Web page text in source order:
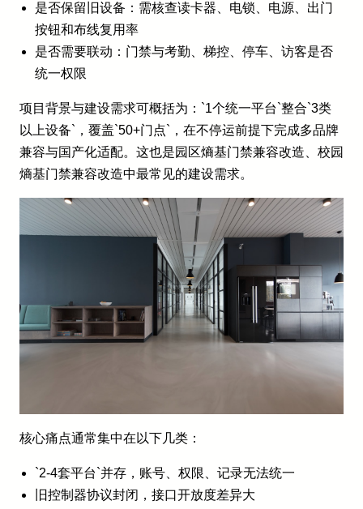
是否保留旧设备：需核查读卡器、电锁、电源、出门
按钮和布线复用率
是否需要联动：门禁与考勤、梯控、停车、访客是否
统一权限
项目背景与建设需求可概括为：`1个统一平台`整合`3类
以上设备`，覆盖`50+门点`，在不停运前提下完成多品牌
兼容与国产化适配。这也是园区熵基门禁兼容改造、校园
熵基门禁兼容改造中最常见的建设需求。
核心痛点通常集中在以下几类：
`2-4套平台`并存，账号、权限、记录无法统一
旧控制器协议封闭，接口开放度差异大